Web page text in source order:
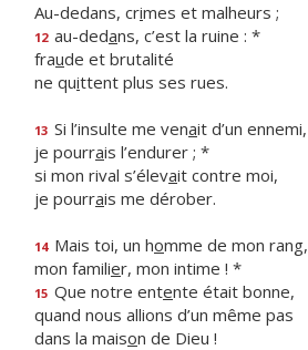
Au-dedans, crimes et malheurs ;
12 au-dedans, c’est la ruine : *
fraude et brutalité
ne quittent plus ses rues.
13 Si l’insulte me venait d’un ennemi,
je pourrais l’endurer ; *
si mon rival s’élevait contre moi,
je pourrais me dérober.
14 Mais toi, un homme de mon rang,
mon familier, mon intime ! *
15 Que notre entente était bonne,
quand nous allions d’un même pas
dans la maison de Dieu !